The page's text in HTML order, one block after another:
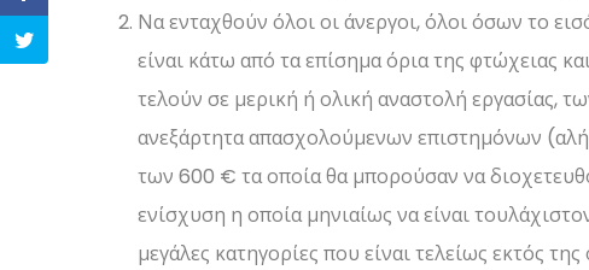
Να ενταχθούν όλοι οι άνεργοι, όλοι όσων το
είναι κάτω από τα επίσημα όρια της φτώχειας
τελούν σε μερική ή ολική αναστολή εργασίας,
ανεξάρτητα απασχολούμενων επιστημόνων
των 600 € τα οποία θα μπορούσαν να
ενίσχυση η οποία μηνιαίως να είναι
μεγάλες κατηγορίες που είναι τελείως εκτός